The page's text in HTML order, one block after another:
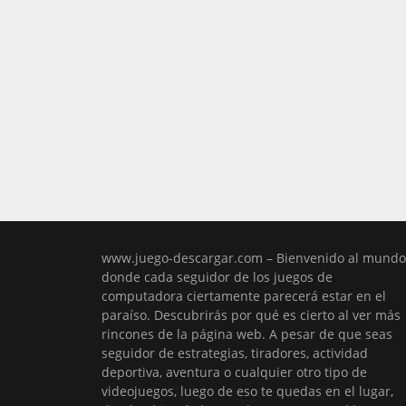
www.juego-descargar.com – Bienvenido al
donde cada seguidor de los juegos de
computadora ciertamente parecerá estar en el
paraíso. Descubrirás por qué es cierto al ver más
rincones de la página web. A pesar de que seas
seguidor de estrategias, tiradores, actividad
deportiva, aventura o cualquier otro tipo de
videojuegos, luego de eso te quedas en el lugar,